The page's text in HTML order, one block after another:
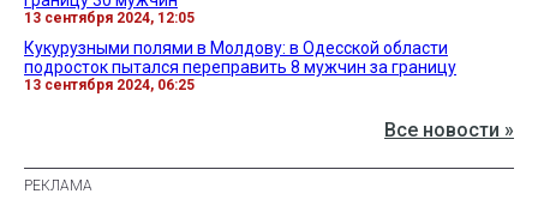
13 сентября 2024, 12:05
Кукурузными полями в Молдову: в Одесской области
подросток пытался переправить 8 мужчин за границу
13 сентября 2024, 06:25
Все новости »